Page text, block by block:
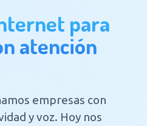
para
atención
empresas con
y voz. Hoy nos